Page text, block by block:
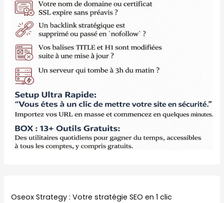
Oseox Strategy : Votre stratégie SEO en 1 clic